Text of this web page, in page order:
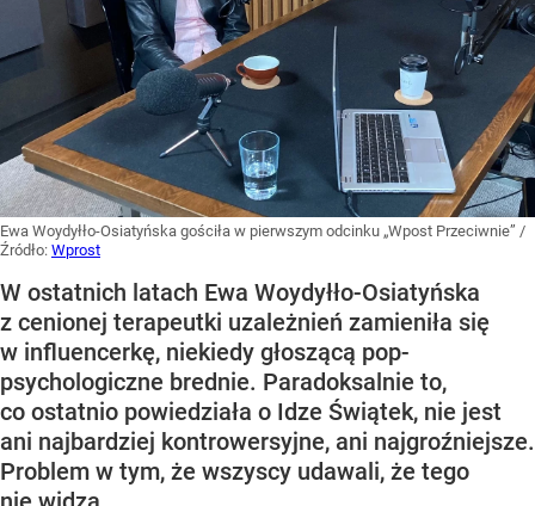
Ewa Woydyłło-Osiatyńska gościła w pierwszym odcinku „Wpost Przeciwnie” /
Źródło: Wprost
W ostatnich latach Ewa Woydyłło-Osiatyńska
z cenionej terapeutki uzależnień zamieniła się
w influencerkę, niekiedy głoszącą pop-
psychologiczne brednie. Paradoksalnie to,
co ostatnio powiedziała o Idze Świątek, nie jest
ani najbardziej kontrowersyjne, ani najgroźniejsze.
Problem w tym, że wszyscy udawali, że tego